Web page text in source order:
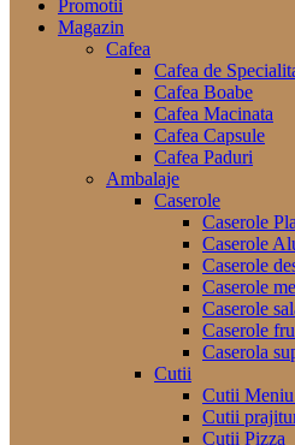
Promotii
Magazin
Cafea
Cafea de
Cafea Boabe
Cafea Macinata
Cafea Capsule
Cafea Paduri
Ambalaje
Caserole
Caserole
Caserole
Caserole
Caserole
Caserole
Caserole
Caserola
Cutii
Cutii
Cutii
Cutii Pizza